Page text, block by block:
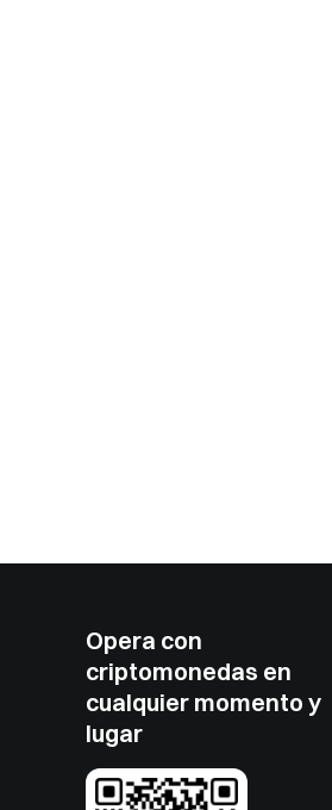
Opera con
criptomonedas en
cualquier momento y
lugar